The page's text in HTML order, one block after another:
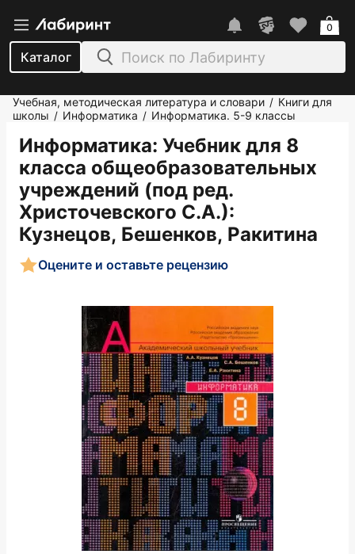
Каталог
0
Учебная, методическая литература и словари / Книги для
школы / Информатика / Информатика. 5-9 классы
Информатика: Учебник для 8
класса общеобразовательных
учреждений (под ред.
Христочевского С.А.):
Кузнецов, Бешенков, Ракитина
Оцените и оставьте рецензию